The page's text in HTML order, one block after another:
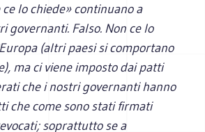
ce lo chiede» continuano a
governanti. Falso. Non ce lo
(altri paesi si comportano
ma ci viene imposto dai patti
che i nostri governanti hanno
che come sono stati firmati
soprattutto se a